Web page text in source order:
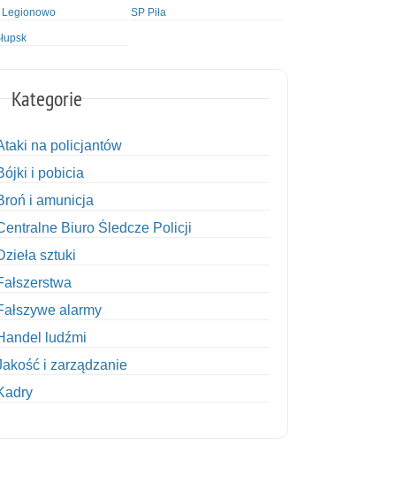
Legionowo SP Piła
Kategorie
na policjantów
i pobicia
i amunicja
Biuro Śledcze Policji
sztuki
alarmy
ludźmi
i zarządzanie